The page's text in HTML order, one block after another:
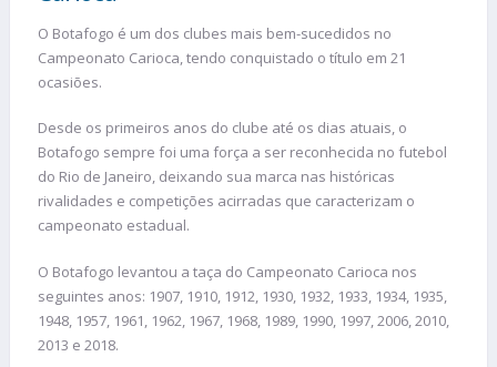
O Botafogo é um dos clubes mais bem-sucedidos no
Campeonato Carioca, tendo conquistado o título em 21
ocasiões.
Desde os primeiros anos do clube até os dias atuais, o
Botafogo sempre foi uma força a ser reconhecida no futebol
do Rio de Janeiro, deixando sua marca nas históricas
rivalidades e competições acirradas que caracterizam o
campeonato estadual.
O Botafogo levantou a taça do Campeonato Carioca nos
seguintes anos: 1907, 1910, 1912, 1930, 1932, 1933, 1934, 1935,
1948, 1957, 1961, 1962, 1967, 1968, 1989, 1990, 1997, 2006, 2010,
2013 e 2018.